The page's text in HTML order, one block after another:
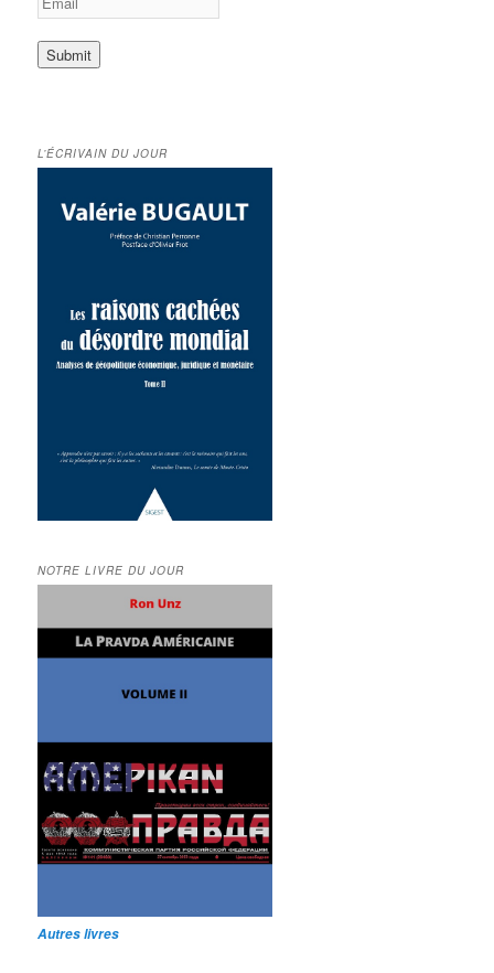
L’ÉCRIVAIN DU JOUR
NOTRE LIVRE DU JOUR
Autres livres